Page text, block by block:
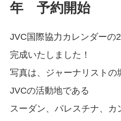
年 予約開始
JVC国際協力カレンダーの
完成いたしました！
写真は、ジャーナリストの
JVCの活動地である
スーダン、パレスチナ、カ